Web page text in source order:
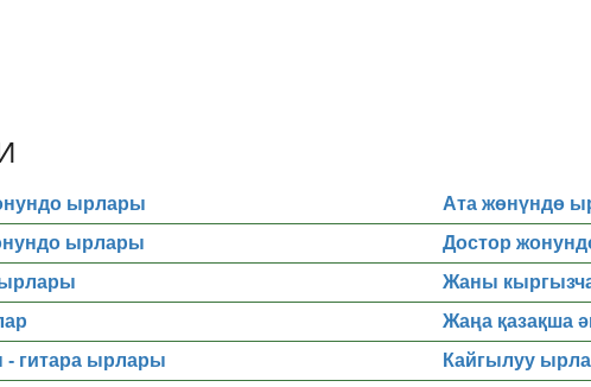
ырлары
Ата жөнүндө
ырлары
Достор
Жаны
Жаңа қазақша
- гитара ырлары
Кайгылуу